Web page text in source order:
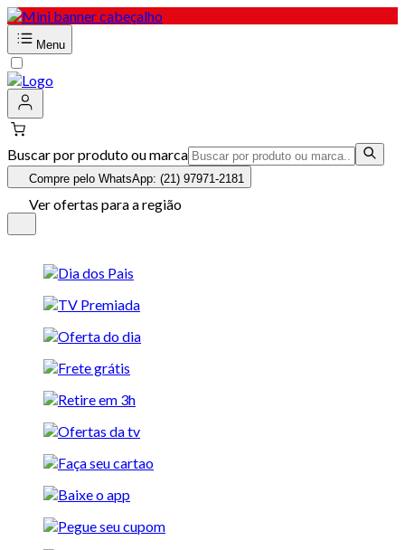
Menu
Buscar por produto ou marca
Compre pelo WhatsApp: (21) 97971-2181
Ver ofertas para a região